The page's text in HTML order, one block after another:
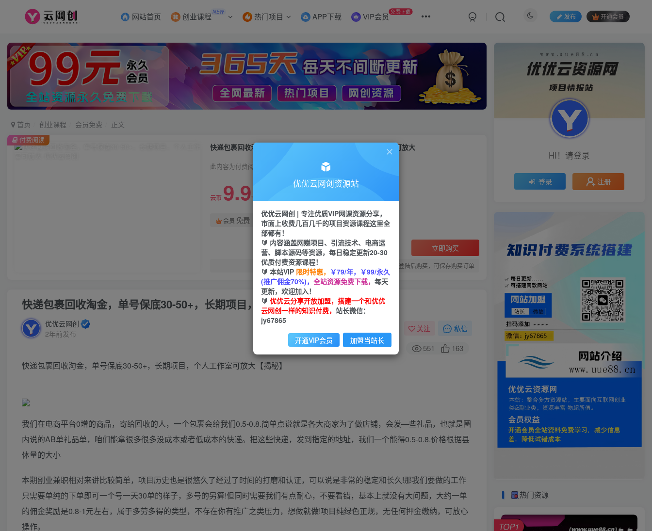
网站首页 创业课程 NEW 热门项目 APP下载 VIP会员 免费下载
发布 开通会员
首页 创业课程 会员免费 正文
快递包裹回收淘金，单号保底30-50+，长期项目，个人工作室可放大
此内容为付费阅读，请付费后查看
云币 9.9云币
会员 免费
立即购买
您当前未登录！建议登陆后购买，可保存购买订单
付费阅读
快递包裹回收淘金，单号保底30-50+，长期项目，个人工作室可放大
优优云网创
2年前发布
关注 私信
551 163
快递包裹回收淘金，单号保底30-50+，长期项目，个人工作室可放大【揭秘】
我们在电商平台0增的商品，寄给回收的人，一个包裹会给我们0.5-0.8.简单点说就是各大商家为了做店铺，会发—些礼品，也就是圈
内说的AB单礼品单，咱们能拿很多很多没成本或者低成本的快递。把这些快递，发到指定的地址，我们一个能得0.5-0.8.价格根据县
体量的大小
本期副业兼职相对来讲比较简单，项目历史也是很悠久了经过了时间的打磨和认证，可以说是非常的稳定和长久!那我们要做的工作
只需要单纯的下单即可一个号一天30单的样子，多号的另算!但同时需要我们有点耐心，不要看错，基本上就没有大问题，大约一单
的佣金奖励是0.8-1元左右，属于多劳多得的类型，不存在你有推广之类压力，想做就做!项目纯绿色正规，无任何押金缴纳，可放心
操作。
HI！请登录
登录 注册
热门资源
TOP1
优优云网创资源站
优优云网创 | 专注优质VIP网课资源分享，
市面上收费几百几千的项目资源课程这里全
部都有！
🔰 内容涵盖网赚项目、引流技术、电商运
营、脚本源码等资源，每日稳定更新20-30
优质付费资源课程！
🔰 本站VIP 限时特惠， ￥79/年，￥99/永久
(推广佣金70%)， 全站资源免费下载， 每天
更新，欢迎加入！
🔰 优优云分享开放加盟，搭建一个和优优
云网创一样的知识付费， 站长微信：
jy67865
开通VIP会员 加盟当站长